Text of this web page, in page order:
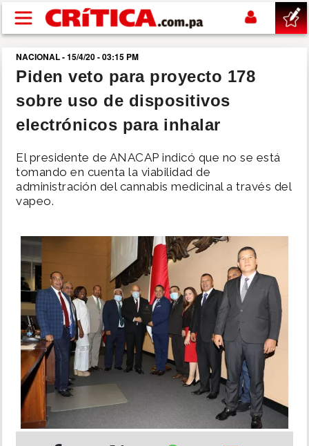
Pasar al contenido principal
buscar
SUCESOS
POLÍTICA
DEPORTES
MUNDO
INSÓLITAS
MULTIMEDIA
IMPRESO
NACIONAL - 15/4/20 - 03:15 PM
Piden veto para proyecto 178
sobre uso de dispositivos
electrónicos para inhalar
El presidente de ANACAP indicó que no se está
tomando en cuenta la viabilidad de
administración del cannabis medicinal a través del
vapeo.